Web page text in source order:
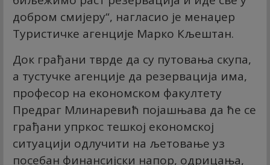
добром смијеру“, нагласио је менаџер
Туристичке агенције Марко Кљештан.
Док грађани тврде да су путовања скупа,
а тустучке агенције да резервација има,
професор на економском факултету
Предраг Млинаревић појашњава да ће се
грађани упркос тешкој економској
ситуацији одлучити на љетовање уз
посебан финансијски напор, одрицања,